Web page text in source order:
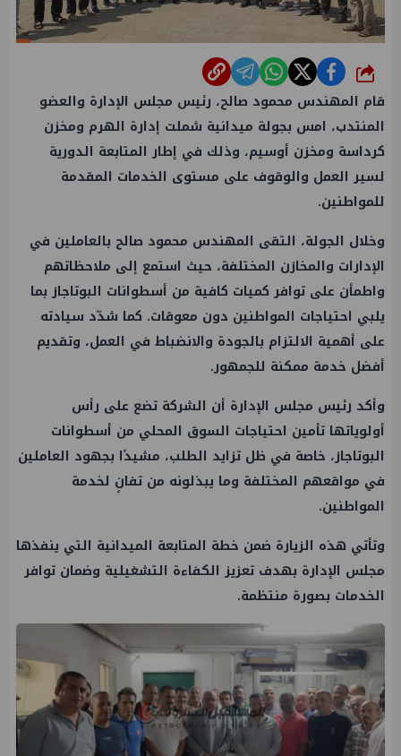
شارك
قام المهندس محمود صالح، رئيس مجلس الإدارة والعضو
المنتدب، امس بجولة ميدانية شملت إدارة الهرم ومخزن
كرداسة ومخزن أوسيم، وذلك في إطار المتابعة الدورية
لسير العمل والوقوف على مستوى الخدمات المقدمة
للمواطنين.
وخلال الجولة، التقى المهندس محمود صالح بالعاملين في
الإدارات والمخازن المختلفة، حيث استمع إلى ملاحظاتهم
واطمأن على توافر كميات كافية من أسطوانات البوتاجاز بما
يلبي احتياجات المواطنين دون معوقات. كما شدّد سيادته
على أهمية الالتزام بالجودة والانضباط في العمل، وتقديم
أفضل خدمة ممكنة للجمهور.
وأكد رئيس مجلس الإدارة أن الشركة تضع على رأس
أولوياتها تأمين احتياجات السوق المحلي من أسطوانات
البوتاجاز، خاصة في ظل تزايد الطلب، مشيدًا بجهود العاملين
في مواقعهم المختلفة وما يبذلونه من تفانٍ لخدمة
المواطنين.
وتأتي هذه الزيارة ضمن خطة المتابعة الميدانية التي ينفذها
مجلس الإدارة بهدف تعزيز الكفاءة التشغيلية وضمان توافر
الخدمات بصورة منتظمة.